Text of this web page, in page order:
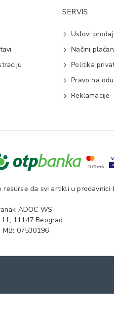
SERVIS
Uslovi
Načini
Politika
Pravo na
Reklamacije
da svi artikli u
ADOC WS
11147 Beograd
MB: 07530196